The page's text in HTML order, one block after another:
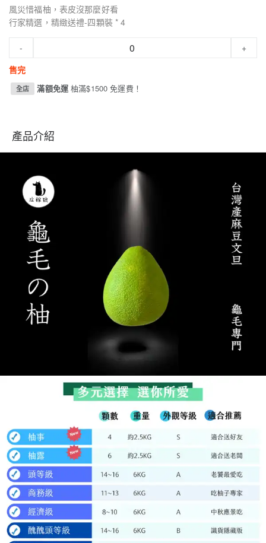
風災惜福柚，表皮沒那麼好看
行家精選，精緻送禮-四顆裝 * 4
-
+
售完
全店 滿額免運柚滿$1500 免運費！
產品介紹